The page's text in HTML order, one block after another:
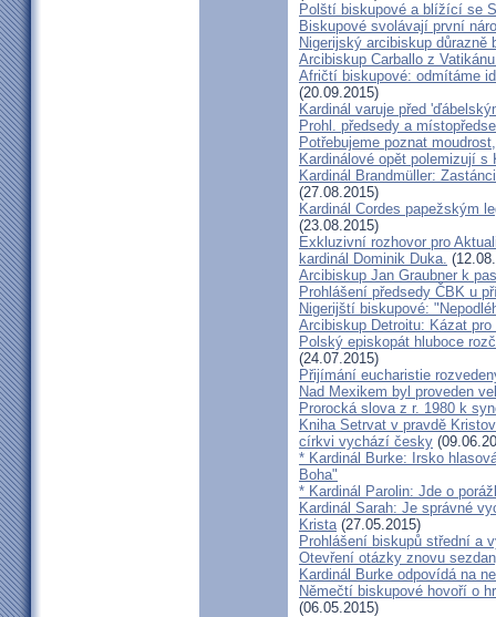
Polští biskupové a blížící se
Biskupové svolávají první
Nigerijský arcibiskup důrazně
Arcibiskup Carballo z
Afričtí biskupové: odmítáme
(20.09.2015)
Kardinál varuje před
Prohl. předsedy a
Potřebujeme poznat
Kardinálové opět polemizují
Kardinál Brandmüller:
(27.08.2015)
Kardinál Cordes papežským
(23.08.2015)
Exkluzivní rozhovor pro
kardinál Dominik Duka.
Arcibiskup Jan Graubner k
Prohlášení předsedy ČBK u
Nigerijští biskupové:
Arcibiskup Detroitu: Kázat
Polský episkopát hluboce
(24.07.2015)
Přijímání eucharistie
Nad Mexikem byl proveden
Prorocká slova z r. 1980 k
Kniha Setrvat v pravdě
církvi vychází česky
* Kardinál Burke: Irsko
Boha"
* Kardinál Parolin: Jde o
Kardinál Sarah: Je správné
Krista(27.05.2015)
Prohlášení biskupů střední a
Otevření otázky znovu
Kardinál Burke odpovídá na
Němečtí biskupové hovoří o
(06.05.2015)